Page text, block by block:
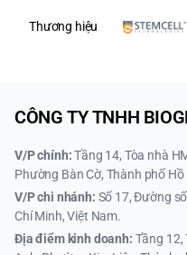
Thương hiệu
CÔNG TY TNHH
V/P chính:Tầng 14, Tòa nhà
Phường Bàn Cờ, Thành phố Hồ
V/P chi nhánh: Số 17, Đường
Chí Minh, Việt Nam.
Địa điểm kinh doanh: Tầng 12,